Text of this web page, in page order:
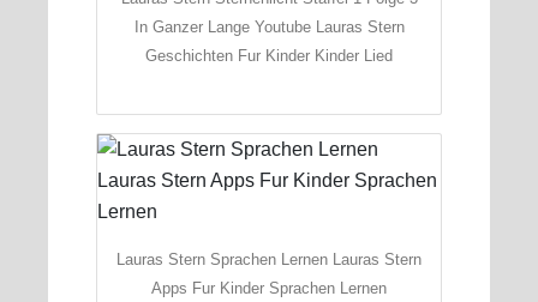
In Ganzer Lange Youtube Lauras Stern
Geschichten Fur Kinder Kinder Lied
Lauras Stern Sprachen Lernen Lauras Stern
Apps Fur Kinder Sprachen Lernen